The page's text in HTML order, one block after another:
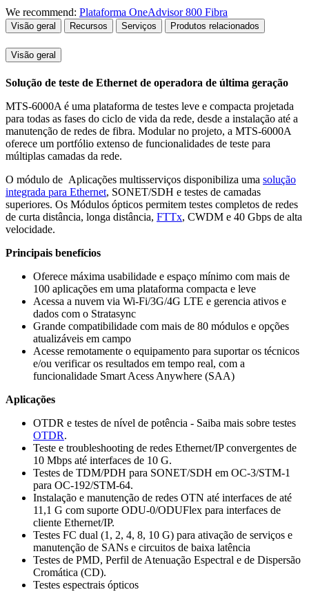
We recommend: Plataforma OneAdvisor 800 Fibra
Visão geral Recursos Serviços Produtos relacionados
Visão geral
Solução de teste de Ethernet de operadora de última geração
MTS-6000A é uma plataforma de testes leve e compacta projetada
para todas as fases do ciclo de vida da rede, desde a instalação até a
manutenção de redes de fibra. Modular no projeto, a MTS-6000A
oferece um portfólio extenso de funcionalidades de teste para
múltiplas camadas da rede.
O módulo de Aplicações multisserviços disponibiliza uma solução
integrada para Ethernet, SONET/SDH e testes de camadas
superiores. Os Módulos ópticos permitem testes completos de redes
de curta distância, longa distância, FTTx, CWDM e 40 Gbps de alta
velocidade.
Principais benefícios
Oferece máxima usabilidade e espaço mínimo com mais de
100 aplicações em uma plataforma compacta e leve
Acessa a nuvem via Wi-Fi/3G/4G LTE e gerencia ativos e
dados com o Stratasync
Grande compatibilidade com mais de 80 módulos e opções
atualizáveis em campo
Acesse remotamente o equipamento para suportar os técnicos
e/ou verificar os resultados em tempo real, com a
funcionalidade Smart Acess Anywhere (SAA)
Aplicações
OTDR e testes de nível de potência - Saiba mais sobre testes
OTDR.
Teste e troubleshooting de redes Ethernet/IP convergentes de
10 Mbps até interfaces de 10 G.
Testes de TDM/PDH para SONET/SDH em OC-3/STM-1
para OC-192/STM-64.
Instalação e manutenção de redes OTN até interfaces de até
11,1 G com suporte ODU-0/ODUFlex para interfaces de
cliente Ethernet/IP.
Testes FC dual (1, 2, 4, 8, 10 G) para ativação de serviços e
manutenção de SANs e circuitos de baixa latência
Testes de PMD, Perfil de Atenuação Espectral e de Dispersão
Cromática (CD).
Testes espectrais ópticos